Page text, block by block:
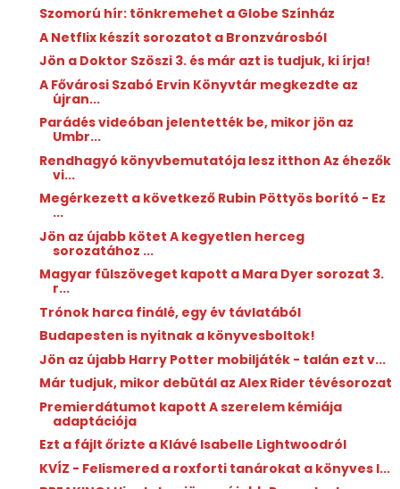
Szomorú hír: tönkremehet a Globe Színház
A Netflix készít sorozatot a Bronzvárosból
Jön a Doktor Szöszi 3. és már azt is tudjuk, ki írja!
A Fővárosi Szabó Ervin Könyvtár megkezdte az
újran...
Parádés videóban jelentették be, mikor jön az
Umbr...
Rendhagyó könyvbemutatója lesz itthon Az éhezők
vi...
Megérkezett a következő Rubin Pöttyös borító - Ez
...
Jön az újabb kötet A kegyetlen herceg
sorozatához ...
Magyar fülszöveget kapott a Mara Dyer sorozat 3.
r...
Trónok harca finálé, egy év távlatából
Budapesten is nyitnak a könyvesboltok!
Jön az újabb Harry Potter mobiljáték - talán ezt v...
Már tudjuk, mikor debütál az Alex Rider tévésorozat
Premierdátumot kapott A szerelem kémiája
adaptációja
Ezt a fájlt őrizte a Klávé Isabelle Lightwoodról
KVÍZ - Felismered a roxforti tanárokat a könyves l...